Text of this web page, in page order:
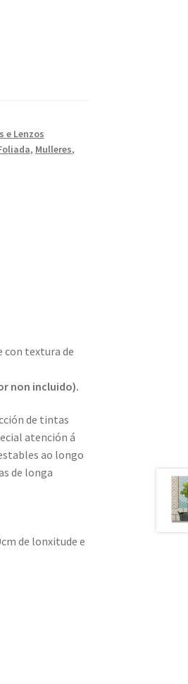
e Lenzos
, Mulleres,
con textura de
non incluido).
de tintas
atención á
ao longo
de longa
de lonxitude e